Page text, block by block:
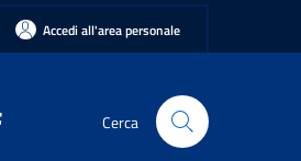
Accedi all'area personale
Cerca